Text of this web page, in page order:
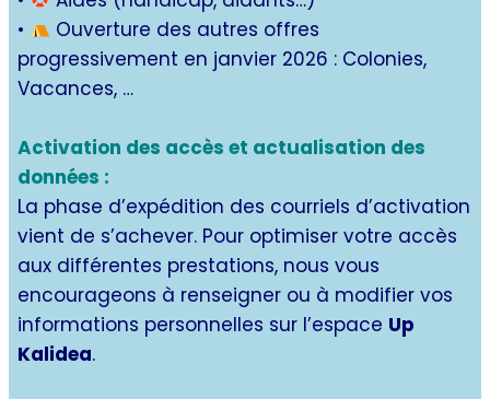
•
Ouverture des autres offres
progressivement en janvier 2026 : Colonies,
Vacances, …
Activation des accès et actualisation des
données :
La phase d’expédition des courriels d’activation
vient de s’achever. Pour optimiser votre accès
aux différentes prestations, nous vous
encourageons à renseigner ou à modifier vos
informations personnelles sur l’espace Up
Kalidea.